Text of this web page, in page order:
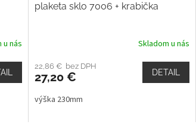
u nás
plaketa sklo 7006 + krabička
Skladom u nás
22,86 € bez DPH
27,20 € DETAIL
výška 230mm